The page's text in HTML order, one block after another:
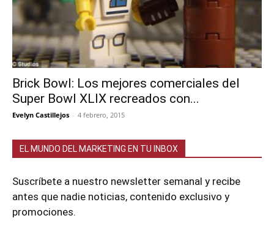
Brick Bowl: Los mejores comerciales del
Super Bowl XLIX recreados con...
Evelyn Castillejos - 4 febrero, 2015
EL MUNDO DEL MARKETING EN TU INBOX
Suscríbete a nuestro newsletter semanal y recibe
antes que nadie noticias, contenido exclusivo y
promociones.